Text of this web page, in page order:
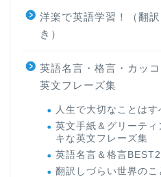
洋楽で英語学習！（翻
き）
英語名言・格言・カッ
英文フレーズ集
人生で大切なことは
英文手紙＆グリーテ
キな英文フレーズ集
英語名言＆格言
翻訳しづらい世界のこ